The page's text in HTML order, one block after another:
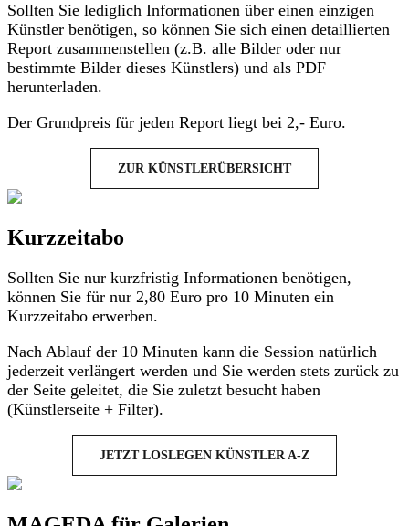
Sollten Sie lediglich Informationen über einen einzigen
Künstler benötigen, so können Sie sich einen detaillierten
Report zusammenstellen (z.B. alle Bilder oder nur
bestimmte Bilder dieses Künstlers) und als PDF
herunterladen.
Der Grundpreis für jeden Report liegt bei 2,- Euro.
ZUR KÜNSTLERÜBERSICHT
Kurzzeitabo
Sollten Sie nur kurzfristig Informationen benötigen,
können Sie für nur 2,80 Euro pro 10 Minuten ein
Kurzzeitabo erwerben.
Nach Ablauf der 10 Minuten kann die Session natürlich
jederzeit verlängert werden und Sie werden stets zurück zu
der Seite geleitet, die Sie zuletzt besucht haben
(Künstlerseite + Filter).
JETZT LOSLEGEN KÜNSTLER A-Z